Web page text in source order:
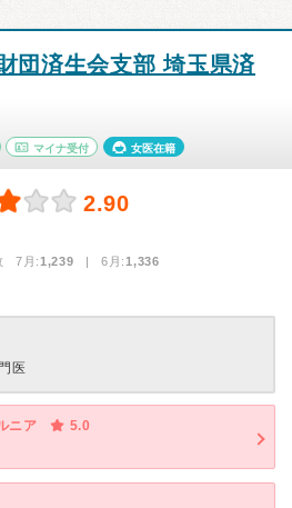
団済生会支部 埼玉県済
マイナ受付 女医在籍
2.90
7月:1,239 | 6月:1,336
医
ニア
5.0